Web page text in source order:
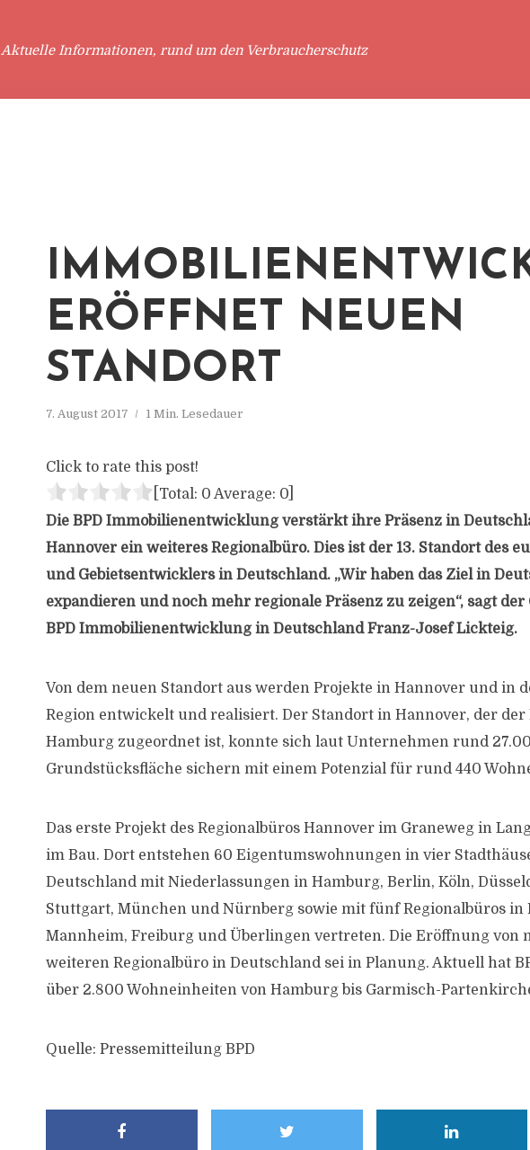
Aktuelle Informationen, rund um den Verbraucherschutz
ERÖFFNET NEUEN
STANDORT
7. August 2017 1 Min. Lesedauer
Click to rate this post!
[Total: 0 Average: 0
Die BPD Immobilienentwicklung verstärkt ihre Präsenz in
Hannover ein weiteres Regionalbüro. Dies ist der 13. Standort des
und Gebietsentwicklers in Deutschland. „Wir haben das Ziel in
expandieren und noch mehr regionale Präsenz zu zeigen“, sagt
BPD Immobilienentwicklung in Deutschland Franz-Josef Lickteig.
Von dem neuen Standort aus werden Projekte in Hannover und in
Region entwickelt und realisiert. Der Standort in Hannover, der der
Hamburg zugeordnet ist, konnte sich laut Unternehmen rund
Grundstücksfläche sichern mit einem Potenzial für rund 440
Das erste Projekt des Regionalbüros Hannover im Graneweg in
im Bau. Dort entstehen 60 Eigentumswohnungen in vier
Deutschland mit Niederlassungen in Hamburg, Berlin, Köln,
Stuttgart, München und Nürnberg sowie mit fünf Regionalbüros in
Mannheim, Freiburg und Überlingen vertreten. Die Eröffnung von
weiteren Regionalbüro in Deutschland sei in Planung. Aktuell hat
über 2.800 Wohneinheiten von Hamburg bis Garmisch-
Quelle: Pressemitteilung BPD